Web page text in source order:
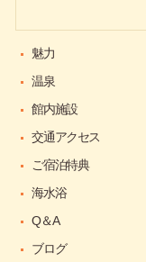
魅力
温泉
館内施設
交通アクセス
ご宿泊特典
海水浴
Q＆A
ブログ